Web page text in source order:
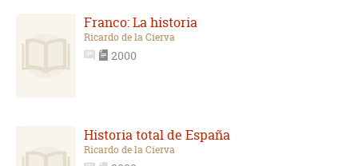
Franco: La historia
Ricardo de la Cierva
2000
Historia total de España
Ricardo de la Cierva